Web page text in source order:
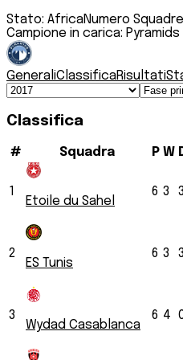
Stato: AfricaNumero
Campione in carica: Pyramids
GeneraliClassificaRisultati
Classifica
# Squadra P W
1
Etoile du Sahel
6 3 3
2
ES Tunis
6 3 3
3
Wydad Casablanca
6 4